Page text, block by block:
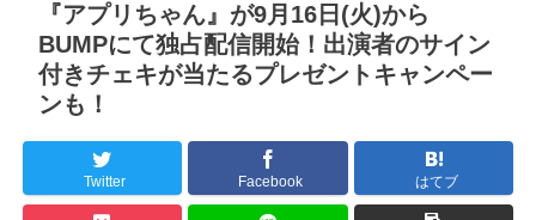
『アプリちゃん』が9月16日(火)から
BUMPにて独占配信開始！出演者のサイン
付きチェキが当たるプレゼントキャンペー
ンも！
Twitter Facebook はてブ